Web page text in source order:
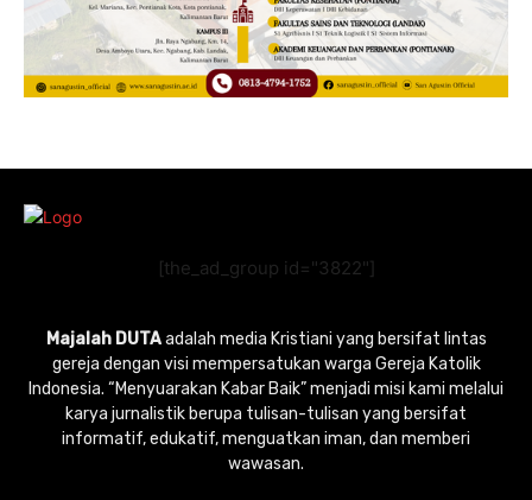
[the_ad_group id="3822"]
Majalah DUTAadalah media Kristiani yang bersifat lintas
gereja dengan visi mempersatukan warga Gereja Katolik
Indonesia. “Menyuarakan Kabar Baik” menjadi misi kami melalui
karya jurnalistik berupa tulisan-tulisan yang bersifat
informatif, edukatif, menguatkan iman, dan memberi
wawasan.